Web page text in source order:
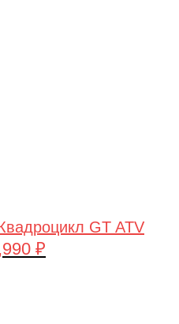
GT ATV
₽